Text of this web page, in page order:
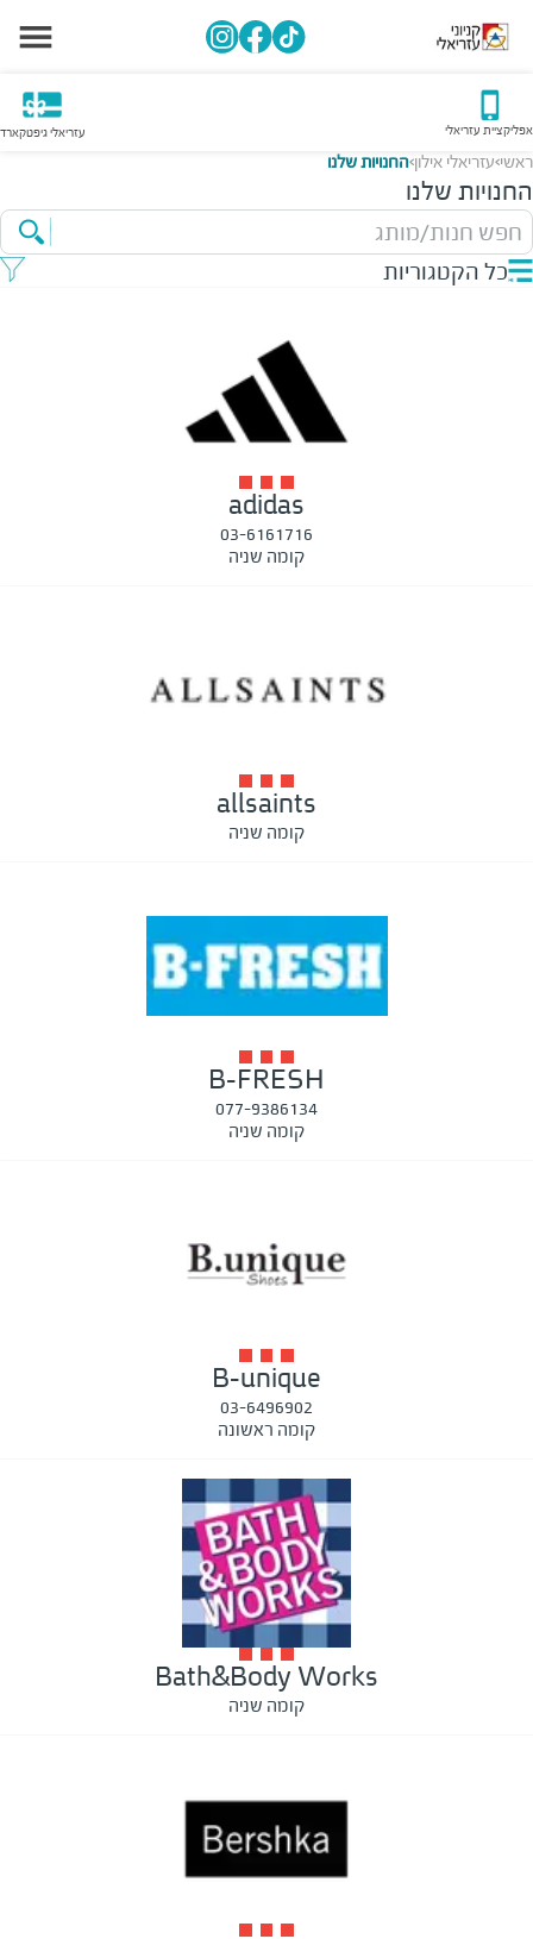
אפליקציית עזריאלי עזריאלי גיפטקארד
ראשי>עזריאלי אילון>החנויות שלנו
החנויות שלנו
חפש חנות/מותג
כל הקטגוריות
adidas
03-6161716
קומה שניה
allsaints
קומה שניה
B-FRESH
077-9386134
קומה שניה
B-unique
03-6496902
קומה ראשונה
Bath&Body Works
קומה שניה